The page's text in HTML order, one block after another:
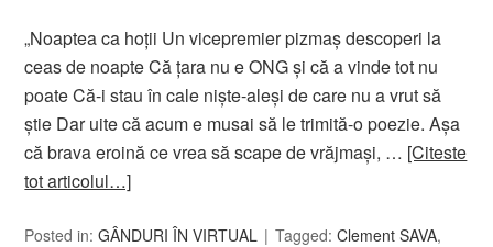
„Noaptea ca hoţii Un vicepremier pizmaş descoperi la
ceas de noapte Că ţara nu e ONG şi că a vinde tot nu
poate Că-i stau în cale nişte-aleşi de care nu a vrut să
ştie Dar uite că acum e musai să le trimită-o poezie. Aşa
că brava eroină ce vrea să scape de vrăjmaşi, … [Citeste
tot articolul…]
Posted in:GÂNDURI ÎN VIRTUAL Tagged:Clement SAVA,